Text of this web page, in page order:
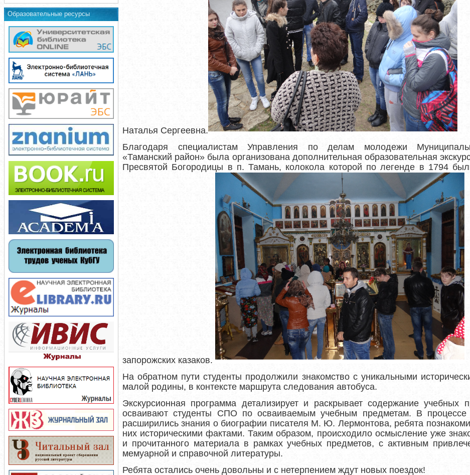
Образовательные ресурсы
Наталья Сергеевна.
Благодаря специалистам Управления по делам молодежи
«Таманский район» была организована дополнительная образовательная
Пресвятой Богородицы в п. Тамань, колокола которой по легенде в 1794
запорожских казаков.
На обратном пути студенты продолжили знакомство с уникальными
малой родины, в контексте маршрута следования автобуса.
Экскурсионная программа детализирует и раскрывает содержание учебных
осваивают студенты СПО по осваиваемым учебным предметам. В процессе
расширились знания о биографии писателя М. Ю. Лермонтова, ребята
них историческими фактами. Таким образом, происходило осмысление уже
и прочитанного материала в рамках учебных предметов, с активным
мемуарной и справочной литературы.
Ребята остались очень довольны и с нетерпением ждут новых поездок!